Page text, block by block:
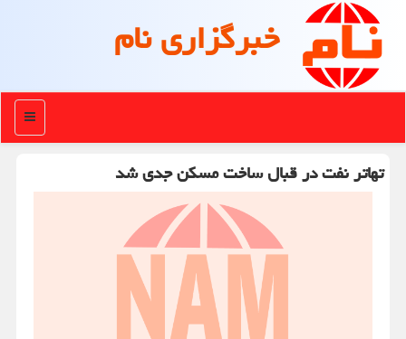
خبرگزاری نام
منو
تهاتر نفت در قبال ساخت مسکن جدی شد